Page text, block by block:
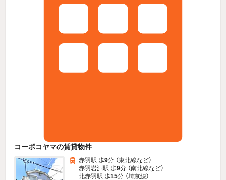
コーポコヤマの賃貸物件
赤羽駅 歩9分 （東北線など）
赤羽岩淵駅 歩9分 （南北線など）
北赤羽駅 歩15分 （埼京線）